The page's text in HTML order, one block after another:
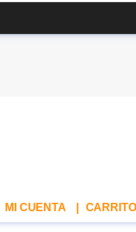
MI CUENTA CARRITO